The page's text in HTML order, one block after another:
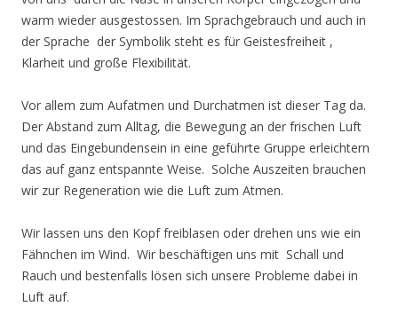
warm wieder ausgestossen. Im Sprachgebrauch und auch in
der Sprache der Symbolik steht es für Geistesfreiheit ,
Klarheit und große Flexibilität.
Vor allem zum Aufatmen und Durchatmen ist dieser Tag da.
Der Abstand zum Alltag, die Bewegung an der frischen Luft
und das Eingebundensein in eine geführte Gruppe erleichtern
das auf ganz entspannte Weise. Solche Auszeiten brauchen
wir zur Regeneration wie die Luft zum Atmen.
Wir lassen uns den Kopf freiblasen oder drehen uns wie ein
Fähnchen im Wind. Wir beschäftigen uns mit Schall und
Rauch und bestenfalls lösen sich unsere Probleme dabei in
Luft auf.